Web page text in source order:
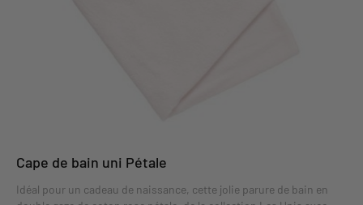
Cape de bain uni Pétale
Idéal pour un cadeau de naissance, cette jolie parure de bain en